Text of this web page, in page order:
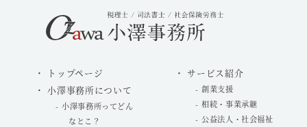
トップページ
小澤事務所について
小澤事務所ってどん
なとこ？
サービス紹介
創業支援
相続・事業承継
公益法人・社会福祉